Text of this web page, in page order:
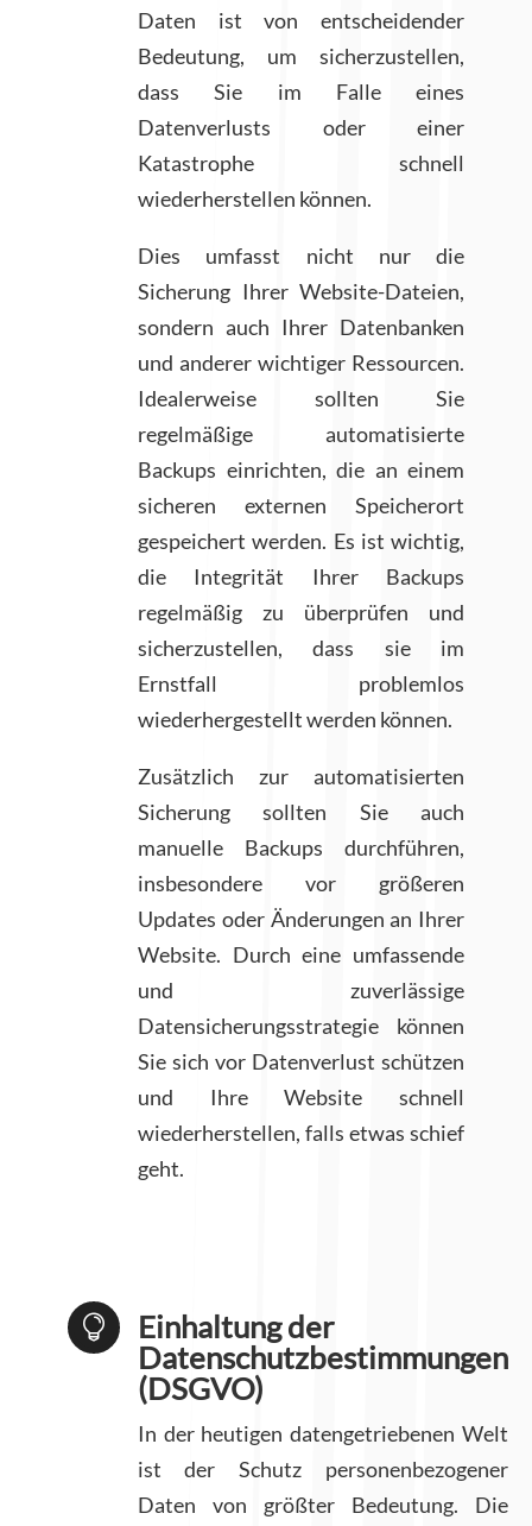
Daten ist von entscheidender
Bedeutung, um sicherzustellen,
dass Sie im Falle eines
Datenverlusts oder einer
Katastrophe schnell
wiederherstellen können.
Dies umfasst nicht nur die
Sicherung Ihrer Website-Dateien,
sondern auch Ihrer Datenbanken
und anderer wichtiger Ressourcen.
Idealerweise sollten Sie
regelmäßige automatisierte
Backups einrichten, die an einem
sicheren externen Speicherort
gespeichert werden. Es ist wichtig,
die Integrität Ihrer Backups
regelmäßig zu überprüfen und
sicherzustellen, dass sie im
Ernstfall problemlos
wiederhergestellt werden können.
Zusätzlich zur automatisierten
Sicherung sollten Sie auch
manuelle Backups durchführen,
insbesondere vor größeren
Updates oder Änderungen an Ihrer
Website. Durch eine umfassende
und zuverlässige
Datensicherungsstrategie können
Sie sich vor Datenverlust schützen
und Ihre Website schnell
wiederherstellen, falls etwas schief
geht.

Einhaltung der
Datenschutzbestimmungen
(DSGVO)
In der heutigen datengetriebenen Welt
ist der Schutz personenbezogener
Daten von größter Bedeutung. Die